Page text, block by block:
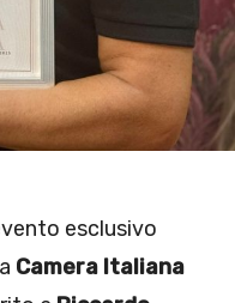
esclusivo
Camera Italiana